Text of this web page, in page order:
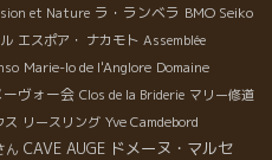
et Nature ラ・ランベラ BMO Seiko
エスポア・ ナカモト Assemblée
Marie-lo de l'Anglore Domaine
ヴォー会 Clos de la Briderie マリー修道
ス リースリング Yve Camdebord
ん CAVE AUGE ドメーヌ・マルセ